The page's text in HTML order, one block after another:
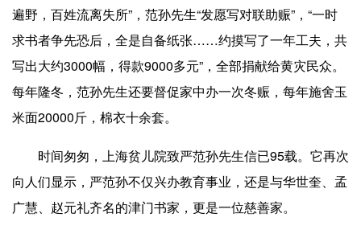
遍野，百姓流离失所”，范孙先生“发愿写对联助赈”，“一时
求书者争先恐后，全是自备纸张……约摸写了一年工夫，共
写出大约3000幅，得款9000多元”，全部捐献给黄灾民众。
每年隆冬，范孙先生还要督促家中办一次冬赈，每年施舍玉
米面20000斤，棉衣十余套。
时间匆匆，上海贫儿院致严范孙先生信已95载。它再次
向人们显示，严范孙不仅兴办教育事业，还是与华世奎、孟
广慧、赵元礼齐名的津门书家，更是一位慈善家。